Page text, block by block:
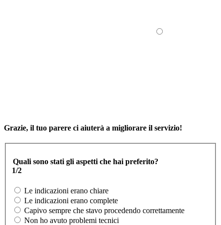
Grazie, il tuo parere ci aiuterà a migliorare il servizio!
Quali sono stati gli aspetti che hai preferito?
1/2
Le indicazioni erano chiare
Le indicazioni erano complete
Capivo sempre che stavo procedendo correttamente
Non ho avuto problemi tecnici